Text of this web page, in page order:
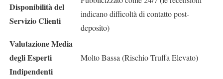
Disponibilità del
Servizio Clienti
indicano difficoltà di contatto post-
deposito)
Valutazione Media
degli Esperti
Indipendenti
Molto Bassa (Rischio Truffa Elevato)